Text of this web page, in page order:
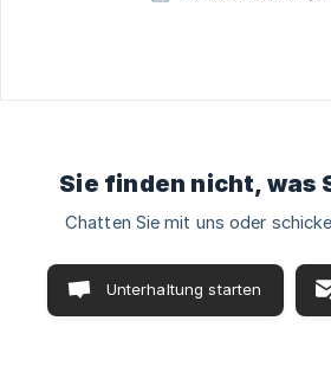
Sie finden nicht, was
Chatten Sie mit uns oder
Unterhaltung starten